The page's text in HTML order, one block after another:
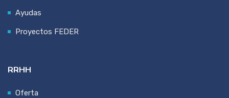
Ayudas
Proyectos FEDER
RRHH
Oferta